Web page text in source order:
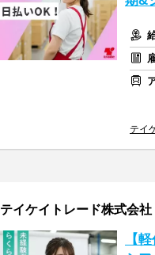
テイ
テイケイトレード株式会
【